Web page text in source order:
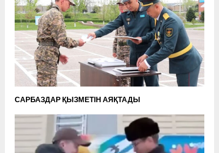
САРБАЗДАР ҚЫЗМЕТІН АЯҚТАДЫ